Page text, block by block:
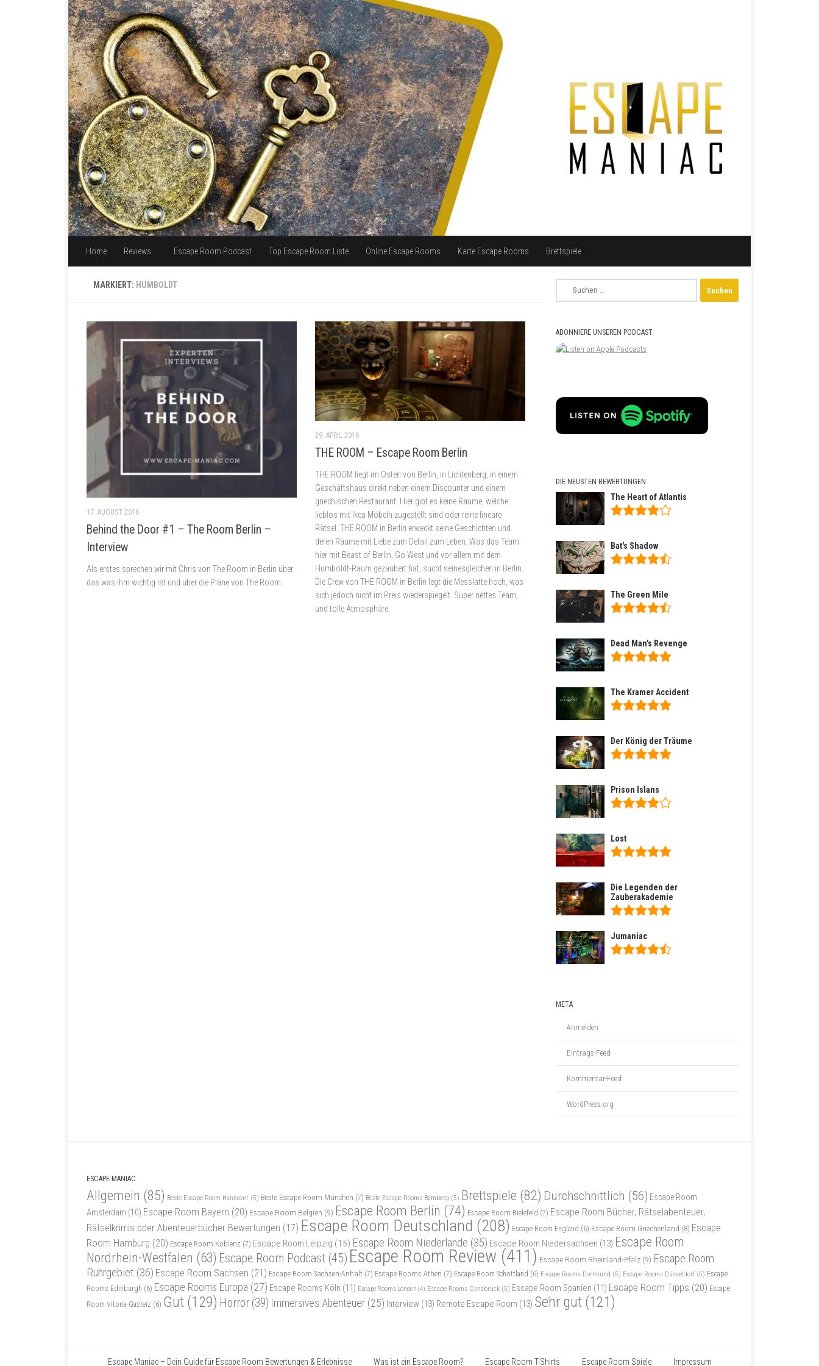
Unter dem Inhalt
Home Reviews Escape Room Podcast Top Escape Room Liste Online Escape Rooms Karte Escape Rooms Brettspiele
MARKIERT: HUMBOLDT
17. AUGUST 2016
Behind the Door #1 – The Room Berlin –
Interview
Als erstes sprechen wir mit Chris von The Room in Berlin über
das was ihm wichtig ist und über die Pläne von The Room.
29. APRIL 2016
THE ROOM – Escape Room Berlin​
THE ROOM liegt im Osten von Berlin, in Lichtenberg, in einem
Geschäftshaus direkt neben einem Discounter und einem
griechischen Restaurant. Hier gibt es keine Räume, welche
lieblos mit Ikea Möbeln zugestellt sind oder reine lineare
Rätsel. THE ROOM in Berlin erweckt seine Geschichten und
deren Räume mit Liebe zum Detail zum Leben. Was das Team
hier mit Beast of Berlin, Go West und vor allem mit dem
Humboldt-Raum gezaubert hat, sucht seinesgleichen in Berlin.
Die Crew von THE ROOM in Berlin legt die Messlatte hoch, was
sich jedoch nicht im Preis wiederspiegelt. Super nettes Team,
und tolle Atmosphäre.
ABONNIERE UNSEREN PODCAST
DIE NEUSTEN BEWERTUNGEN
The Heart of Atlantis
Bat's Shadow
The Green Mile
Dead Man's Revenge
The Kramer Accident
Der König der Träume
Prison Islans
Lost
Die Legenden der
Zauberakademie
Jumaniac
META
Anmelden
Eintrags-Feed
Kommentar-Feed
WordPress.org
ESCAPE MANIAC
Allgemein (85) Beste Escape Room Hannover (5) Beste Escape Room München (7) Beste Escape Rooms Bamberg (5) Brettspiele (82) Durchschnittlich (56) Escape Room
Amsterdam (10) Escape Room Bayern (20) Escape Room Belgien (9) Escape Room Berlin (74) Escape Room Bielefeld (7) Escape Room Bücher, Rätselabenteuer,
Rätselkrimis oder Abenteuerbücher Bewertungen (17) Escape Room Deutschland (208) Escape Room England (6) Escape Room Griechenland (8) Escape
Room Hamburg (20) Escape Room Koblenz (7) Escape Room Leipzig (15) Escape Room Niederlande (35) Escape Room Niedersachsen (13) Escape Room
Nordrhein-Westfalen (63) Escape Room Podcast (45) Escape Room Review (411) Escape Room Rheinland-Pfalz (9) Escape Room
Ruhrgebiet (36) Escape Room Sachsen (21) Escape Room Sachsen-Anhalt (7) Escape Rooms Athen (7) Escape Room Schottland (6) Escape Rooms Dortmund (5) Escape Rooms Düsseldorf (5) Escape
Rooms Edinburgh (6) Escape Rooms Europa (27) Escape Rooms Köln (11) Escape Rooms London (4) Escape Rooms Osnabrück (5) Escape Room Spanien (11) Escape Room Tipps (20) Escape
Room Vitoria-Gasteiz (6) Gut (129) Horror (39) Immersives Abenteuer (25) Interview (13) Remote Escape Room (13) Sehr gut (121)
Escape Maniac – Dein Guide für Escape Room Bewertungen & Erlebnisse Was ist ein Escape Room? Escape Room T-Shirts Escape Room Spiele Impressum